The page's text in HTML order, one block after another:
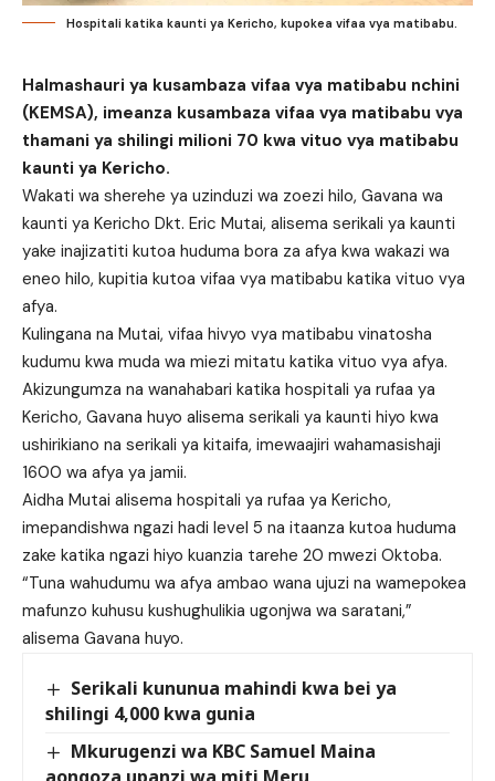
Hospitali katika kaunti ya Kericho, kupokea vifaa vya matibabu.
Halmashauri ya kusambaza vifaa vya matibabu nchini
(KEMSA), imeanza kusambaza vifaa vya matibabu vya
thamani ya shilingi milioni 70 kwa vituo vya matibabu
kaunti ya Kericho.
Wakati wa sherehe ya uzinduzi wa zoezi hilo, Gavana wa
kaunti ya Kericho Dkt. Eric Mutai, alisema serikali ya kaunti
yake inajizatiti kutoa huduma bora za afya kwa wakazi wa
eneo hilo, kupitia kutoa vifaa vya matibabu katika vituo vya
afya.
Kulingana na Mutai, vifaa hivyo vya matibabu vinatosha
kudumu kwa muda wa miezi mitatu katika vituo vya afya.
Akizungumza na wanahabari katika hospitali ya rufaa ya
Kericho, Gavana huyo alisema serikali ya kaunti hiyo kwa
ushirikiano na serikali ya kitaifa, imewaajiri wahamasishaji
1600 wa afya ya jamii.
Aidha Mutai alisema hospitali ya rufaa ya Kericho,
imepandishwa ngazi hadi level 5 na itaanza kutoa huduma
zake katika ngazi hiyo kuanzia tarehe 20 mwezi Oktoba.
“Tuna wahudumu wa afya ambao wana ujuzi na wamepokea
mafunzo kuhusu kushughulikia ugonjwa wa saratani,”
alisema Gavana huyo.
Serikali kununua mahindi kwa bei ya
shilingi 4,000 kwa gunia
Mkurugenzi wa KBC Samuel Maina